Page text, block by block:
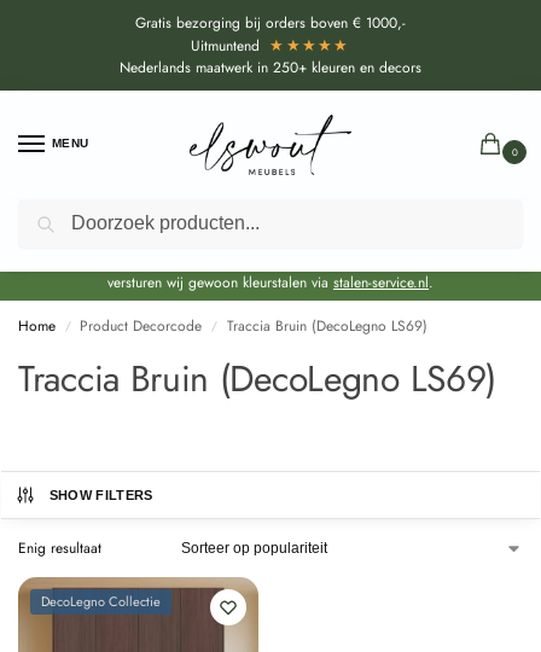
Gratis bezorging bij orders boven € 1000,-
Uitmuntend ★★★★★
Nederlands maatwerk in 250+ kleuren en decors
MENU
0
Door de bouwvakperiode geldt voor alle collecties momenteel een EXTRA
levertijd van circa 3-4 weken bovenop de reguliere levertijd.
versturen wij gewoon kleurstalen via stalen-service.nl.
Home / Product Decorcode / Traccia Bruin (DecoLegno LS69)
Traccia Bruin (DecoLegno LS69)
SHOW FILTERS
Enig resultaat
DecoLegno Collectie